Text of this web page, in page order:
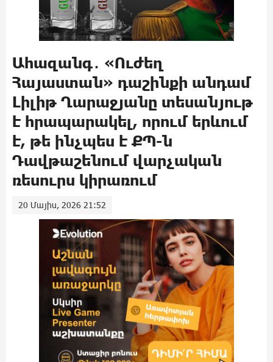
Ահազանգ․ «Ուժեղ
Հայաստան» դաշինքի անդամ
Լիլիթ Ղարաջյանը տեսանյութ
է հրապարակել, որում երևում
է, թե ինչպես է ՔՊ-ն
Դավթաշենում վարչական
ռեսուրս կիրառում
20 Մայիս, 2026 21:52